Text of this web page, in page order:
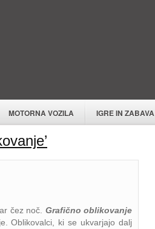
MOTORNA VOZILA IGRE IN ZABAVA
čez noč. Grafično oblikovanje
Oblikovalci, ki se ukvarjajo dalj